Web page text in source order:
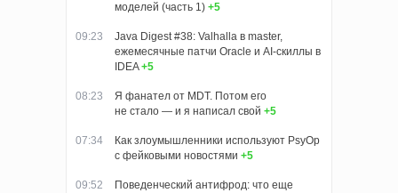
моделей (часть 1) +5
09:23
Java Digest #38: Valhalla в master,
ежемесячные патчи Oracle и AI-скиллы в
IDEA +5
08:23
Я фанател от MDT. Потом его
не стало — и я написал свой +5
07:34
Как злоумышленники используют PsyOp
с фейковыми новостями +5
09:52
Поведенческий антифрод: что еще